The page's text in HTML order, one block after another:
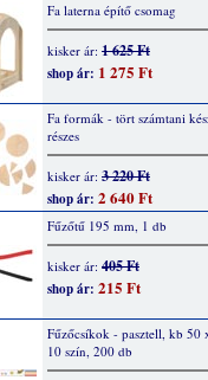
Fa laterna építő csomag
kisker ár: 1 625 Ft
shop ár: 1 275 Ft
Fa formák - tört számtani
részes
kisker ár: 3 220 Ft
shop ár: 2 640 Ft
Fűzőtű 195 mm, 1 db
kisker ár: 405 Ft
shop ár: 215 Ft
Fűzőcsíkok - pasztell, kb 50
10 szín, 200 db